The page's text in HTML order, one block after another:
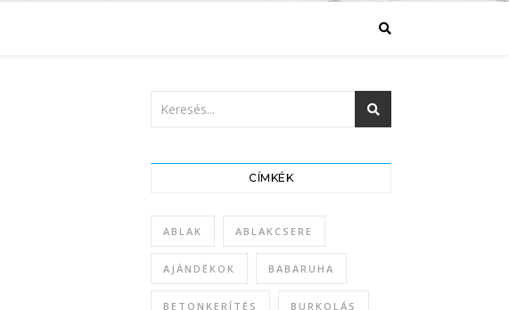
CÍMKÉK
ABLAK ABLAKCSERE
AJÁNDÉKOK BABARUHA
BETONKERÍTÉS BURKOLÁS